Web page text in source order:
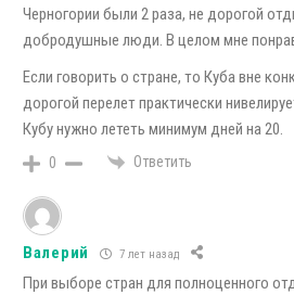
Черногории были 2 раза, не дорогой
добродушные люди. В целом мне
Если говорить о стране, то Куба вне
дорогой перелет практически
Кубу нужно лететь минимум дней на 20.
0 Ответить
Валерий 7 лет назад
При выборе стран для полноценного